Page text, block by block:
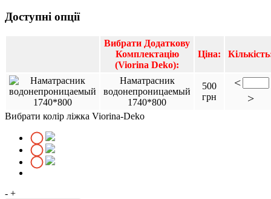
Доступні опції
Вибрати Додаткову
Комплектацію
(Viorina Deko):
Ціна:
Наматрасник
водонепроницаемый
1740*800
500
грн
<
>
Вибрати колір ліжка Viorina-Deko
- +